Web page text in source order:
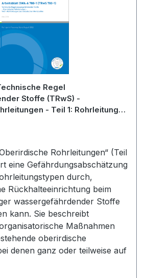
Regel
Stoffe (TRwS) -
- Teil 1: Rohrleitungen
Rohrleitungen“ (Teil
eine Gefährdungsabschätzung
durch,
Rückhalteeinrichtung beim
wassergefährdender Stoffe
beschreibt
Maßnahmen
oberirdische
denen ganz oder teilweise auf
verzichtet werden soll.